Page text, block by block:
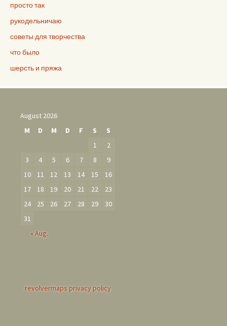
просто так
рукодельничаю
советы для творчества
что было
шерсть и пряжа
August 2026
M
D M D F S
S
1
2
3
4 5 6 7 8
9
10
11 12 13 14 15
16
17
18 19 20 21 22
23
24
25 26 27 28 29
30
31
« Aug.
revolvermaps privacy policy